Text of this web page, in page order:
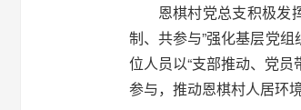
恩棋村党总支积极发
制、共参与”强化基层党
位人员以“支部推动、党
参与，推动恩棋村人居环